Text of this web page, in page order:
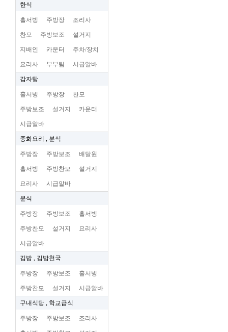
한식
홀서빙 주방장 조리사
찬모 주방보조 설거지
지배인 카운터 주차/장치
요리사 부부팀 시급알바
감자탕
홀서빙 주방장 찬모
주방보조 설거지 카운터
시급알바
중화요리 , 분식
주방장 주방보조 배달원
홀서빙 주방찬모 설거지
요리사 시급알바
분식
주방장 주방보조 홀서빙
주방찬모 설거지 요리사
시급알바
김밥 , 김밥천국
주방장 주방보조 홀서빙
주방찬모 설거지 시급알바
구내식당 , 학교급식
주방장 주방보조 조리사